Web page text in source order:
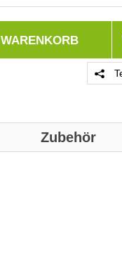
WARENKORB
Zubehör